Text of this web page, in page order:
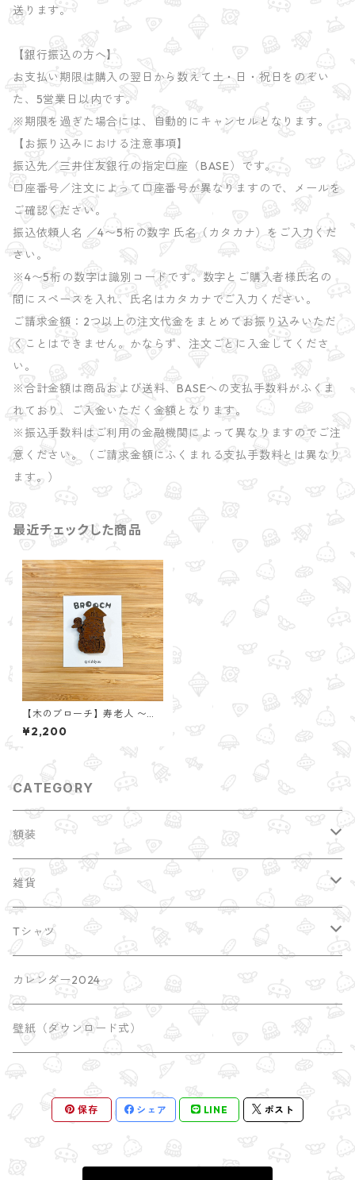
送ります。
【銀行振込の方へ】
お支払い期限は購入の翌日から数えて土・日・祝日をのぞい
た、5営業日以内です。
※期限を過ぎた場合には、自動的にキャンセルとなります。
【お振り込みにおける注意事項】
振込先／三井住友銀行の指定口座（BASE）です。
口座番号／注文によって口座番号が異なりますので、メールを
ご確認ください。
振込依頼人名 ／4〜5桁の数字 氏名（カタカナ）をご入力くだ
さい。
※4〜5桁の数字は識別コードです。数字とご購入者様氏名の
間にスペースを入れ、氏名はカタカナでご入力ください。
ご請求金額：2つ以上の注文代金をまとめてお振り込みいただ
くことはできません。かならず、注文ごとに入金してくださ
い。
※合計金額は商品および送料、BASEへの支払手数料がふくま
れており、ご入金いただく金額となります。
※振込手数料はご利用の金融機関によって異なりますのでご注
意ください。（ご請求金額にふくまれる支払手数料とは異なり
ます。）
最近チェックした商品
【木のブローチ】寿老人 〜七
福神〜
¥2,200
CATEGORY
額装
縁起干支
額装サイズ大 A2
earth
universe
屋久島
mini額
雑貨
ポストカード
ブローチ・缶バッチ
しおり
ポチ袋
漫画 comic
mini額
Tシャツ
imacocoTシャツ
SATORI Tシャツ
瞑想のポーズ
木のポーズ
三角のポーズ
カレンダー2024
壁紙（ダウンロード式）
保存 シェア LINE ポスト